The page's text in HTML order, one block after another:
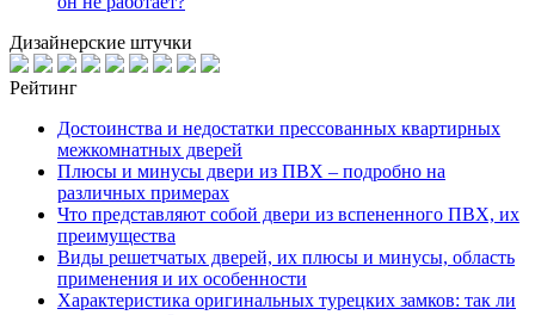
Дизайнерские штучки
Рейтинг
Достоинства и недостатки прессованных квартирных
межкомнатных дверей
Плюсы и минусы двери из ПВХ – подробно на
различных примерах
Что представляют собой двери из вспененного ПВХ, их
преимущества
Виды решетчатых дверей, их плюсы и минусы, область
применения и их особенности
Характеристика оригинальных турецких замков: так ли